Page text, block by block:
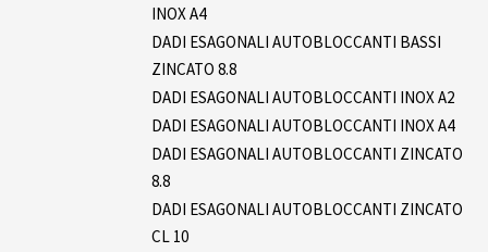
INOX A4
DADI ESAGONALI AUTOBLOCCANTI BASSI
ZINCATO 8.8
DADI ESAGONALI AUTOBLOCCANTI INOX A2
DADI ESAGONALI AUTOBLOCCANTI INOX A4
DADI ESAGONALI AUTOBLOCCANTI ZINCATO
8.8
DADI ESAGONALI AUTOBLOCCANTI ZINCATO
CL 10